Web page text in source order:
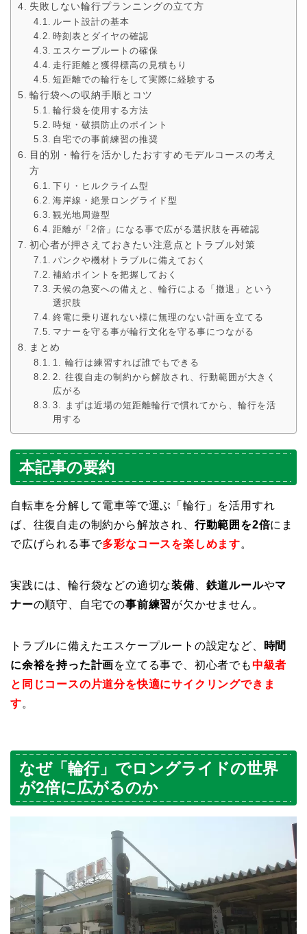
失敗しない輪行プランニングの立て方
ルート設計の基本
時刻表とダイヤの確認
エスケープルートの確保
走行距離と獲得標高の見積もり
短距離での輪行をして実際に経験する
輪行袋への収納手順とコツ
輪行袋を使用する方法
時短・破損防止のポイント
自宅での事前練習の推奨
目的別・輪行を活かしたおすすめモデルコースの考え
方
下り・ヒルクライム型
海岸線・絶景ロングライド型
観光地周遊型
距離が「2倍」になる事で広がる選択肢を再確認
初心者が押さえておきたい注意点とトラブル対策
パンクや機材トラブルに備えておく
補給ポイントを把握しておく
天候の急変への備えと、輪行による「撤退」という
選択肢
終電に乗り遅れない様に無理のない計画を立てる
マナーを守る事が輪行文化を守る事につながる
まとめ
1. 輪行は練習すれば誰でもできる
2. 往復自走の制約から解放され、行動範囲が大きく
広がる
3. まずは近場の短距離輪行で慣れてから、輪行を活
用する
本記事の要約
自転車を分解して電車等で運ぶ「輪行」を活用すれ
ば、往復自走の制約から解放され、 行動範囲を2倍にま
で広げられる事で多彩なコースを楽しめます。
実践には、輪行袋などの適切な装備 鉄道ルールやマ
ナーの順守、自宅での事前練習が欠かせません。
トラブルに備えたエスケープルートの設定など、
時間
に余裕を持った計画を立てる事で、初心者でも中級者
と同じコースの片道分を快適にサイクリングできま
す。
なぜ「輪行」でロングライドの世界
が2倍に広がるのか